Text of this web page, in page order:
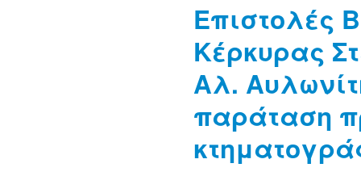
Επιστολές
Κέρκυρας
Αλ.
παράταση